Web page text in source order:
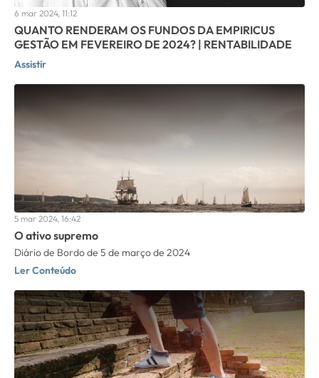
6 mar 2024, 11:12
QUANTO RENDERAM OS FUNDOS DA EMPIRICUS
GESTÃO EM FEVEREIRO DE 2024? | RENTABILIDADE
Assistir
5 mar 2024, 16:42
O ativo supremo
Diário de Bordo de 5 de março de 2024
Ler Conteúdo